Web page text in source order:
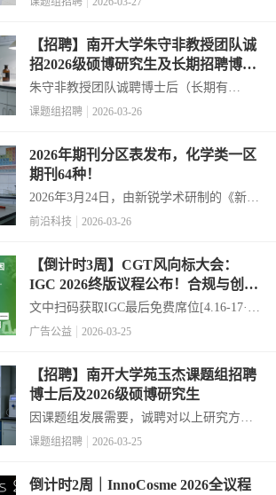
秀青年学者加盟，共同探索科学前沿，推
动技术革新。...
【招聘】南开大学朱守非教授团队诚
招2026级硕博研究生及长期招聘博士
后
朱守非教授团队诚聘博士后（长期有
效）、招收2026 年秋季入学硕博研究生多
从事有机合成与金属有机化学研究的青年
才俊加...
课题组招聘 2026-03-26
2026年期刊分区表发布，化学类一区
期刊64种！
2026年3月24日，由新锐学术研制的《新锐
期刊分区表》正式发布。化学加特别整理
13种；化学类期刊505种，其中一区期刊
64...
前沿科技 2026-03-26
【倒计时3周】CGT风向标大会：
IGC 2026终版议程公布！合规与创新
如何破局？百位大咖4月北京论道
文中扫码获取IGC最后免费席位[4.16-17·北
京】不见不散!...
广告公益 2026-03-25
【招聘】南开大学苑玉杰课题组招聘
博士后及2026级硕博研究生
因课题组发展需要，诚聘对以上研究方向
感兴趣的博士后、2026级博士研究生（1-2
学招生要求，有志于科研的...
课题组招聘 2026-03-25
倒计时2周｜InnoCosme 2026全议程